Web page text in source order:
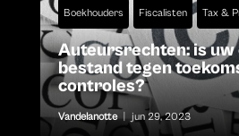
Boekhouders Fiscalisten Tax &
Auteursrechten: is
bestand tegen
controles?
Vandelanotte | jun 29, 2023